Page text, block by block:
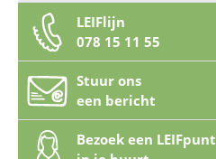
LEIFlijn
078 15 11 55
Stuur ons
een bericht
Bezoek een LEIFpunt